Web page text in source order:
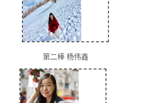
第二棒 杨伟鑫